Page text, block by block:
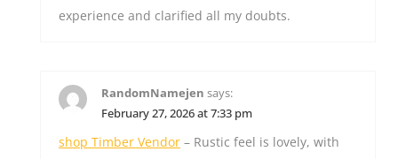
experience and clarified all my doubts.
RandomNamejen says:
February 27, 2026 at 7:33 pm
shop Timber Vendor – Rustic feel is lovely, with